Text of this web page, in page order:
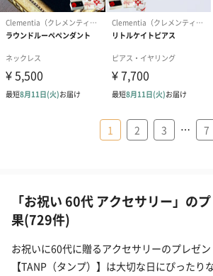
1 2 3 … 7
「お祝い 60代 アクセサリー」の
果(729件)
お祝いに60代に贈るアクセサリーのプレゼン
【TANP（タンプ）】は大切な日にぴったり